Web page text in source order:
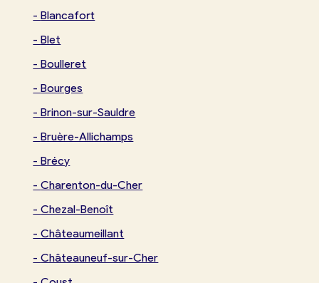
-Blancafort
-Blet
-Boulleret
-Bourges
-Brinon-sur-Sauldre
-Bruère-Allichamps
-Brécy
-Charenton-du-Cher
-Chezal-Benoît
-Châteaumeillant
-Châteauneuf-sur-Cher